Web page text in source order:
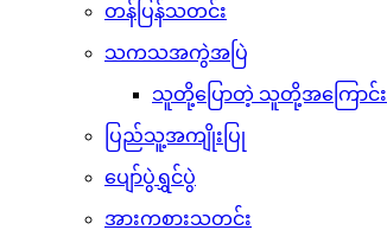
တန်ပြန်သတင်း
သကသအကွဲအပြဲ
သူတို့ပြောတဲ့ သူတို့အကြောင်း
ပြည်သူ့အကျိုးပြု
ပျော်ပွဲရွှင်ပွဲ
အားကစားသတင်း